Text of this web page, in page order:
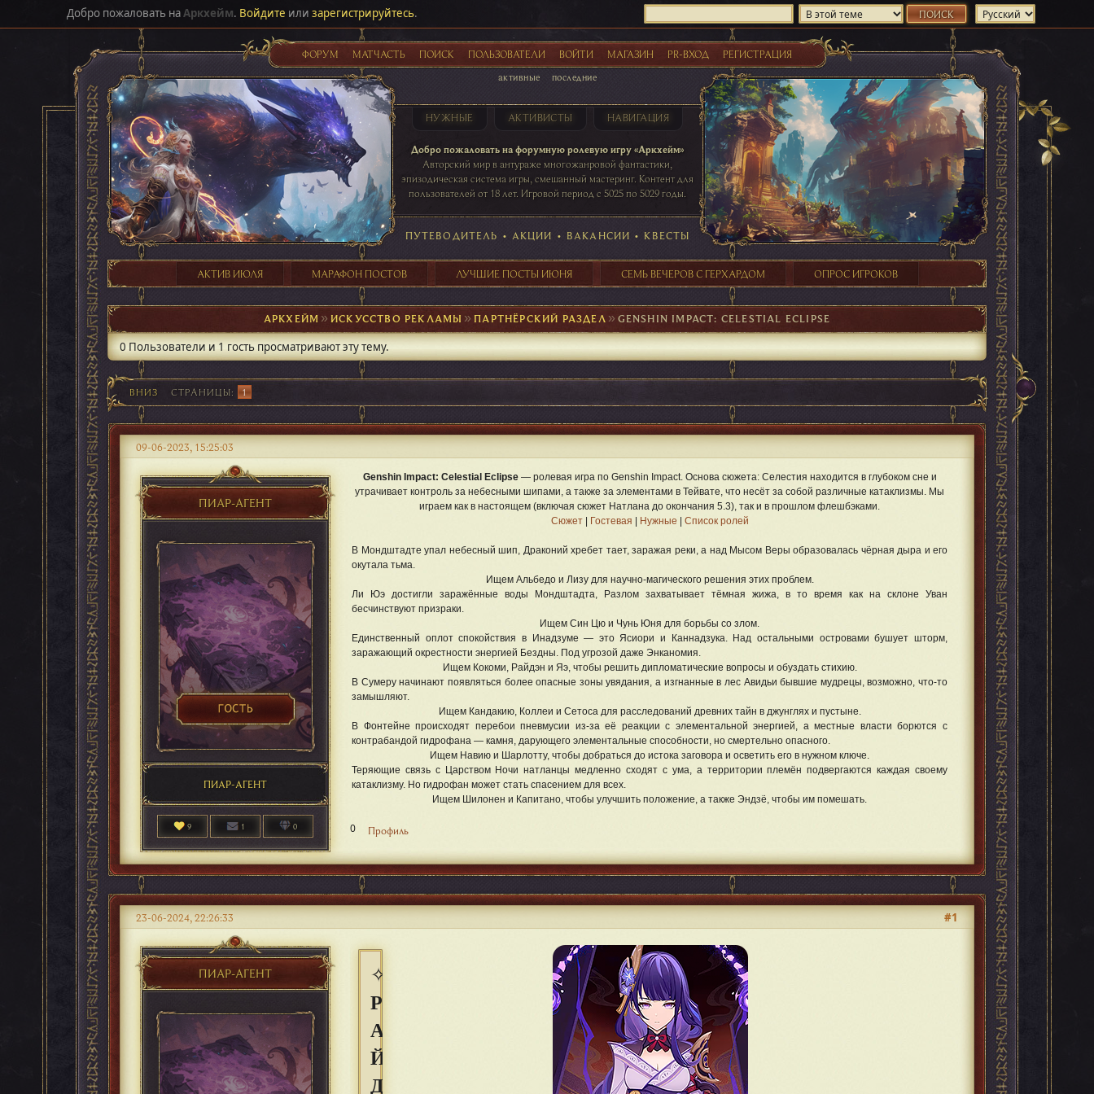
Добро пожаловать наАркхейм. Войдите или зарегистрируйтесь.
ФОРУМ МАТЧАСТЬ ПОИСК ПОЛЬЗОВАТЕЛИ ВОЙТИ МАГАЗИН PR-ВХОД РЕГИСТРАЦИЯ
активные последние
НУЖНЫЕ АКТИВИСТЫ НАВИГАЦИЯ
Добро пожаловать на форумную ролевую игру «Аркхейм»
Авторский мир в антураже многожанровой фантастики,
эпизодическая система игры, смешанный мастеринг. Контент для
пользователей от 18 лет. Игровой период с 5025 по 5029 годы.
таблице игровой активности
41 ПОСТОВ 31 ПОСТОВ 29 ПОСТОВ 24 ПОСТОВ
ПУТЕВОДИТЕЛЬ • АКЦИИ • ВАКАНСИИ • КВЕСТЫ
АКТИВ ИЮЛЯ МАРАФОН ПОСТОВ ЛУЧШИЕ ПОСТЫ ИЮНЯ СЕМЬ ВЕЧЕРОВ С ГЕРХАРДОМ ОПРОС ИГРОКОВ
АРКХЕЙМ ►ИСКУССТВО РЕКЛАМЫ ►ПАРТНЁРСКИЙ РАЗДЕЛ ►GENSHIN IMPACT: CELESTIAL ECLIPSE
0 Пользователи и 1 гость просматривают эту тему.
ВНИЗ СТРАНИЦЫ 1
ПИАР-АГЕНТ
ПИАР-АГЕНТ
9 1 0
09-06-2023, 15:25:03
Genshin Impact: Celestial Eclipse— ролевая игра по Genshin Impact. Основа сюжета: Селестия находится в глубоком сне и
утрачивает контроль за небесными шипами, а также за элементами в Тейвате, что несёт за собой различные катаклизмы. Мы
играем как в настоящем (включая сюжет Натлана до окончания 5.3), так и в прошлом флешбэками.
Сюжет| Гостевая Нужные Список ролей
В Мондштадте упал небесный шип, Драконий хребет тает, заражая реки, а над Мысом Веры образовалась чёрная дыра и его
окутала тьма.
Ищем Альбедо и Лизу для научно-магического решения этих проблем.
Ли Юэ достигли заражённые воды Мондштадта, Разлом захватывает тёмная жижа, в то время как на склоне Уван
бесчинствуют призраки.
Ищем Син Цю и Чунь Юня для борьбы со злом.
Единственный оплот спокойствия в Инадзуме — это Ясиори и Каннадзука. Над остальными островами бушует шторм,
заражающий окрестности энергией Бездны. Под угрозой даже Энканомия.
Ищем Кокоми, Райдэн и Яэ, чтобы решить дипломатические вопросы и обуздать стихию.
В Сумеру начинают появляться более опасные зоны увядания, а изгнанные в лес Авидьи бывшие мудрецы, возможно, что-то
замышляют.
Ищем Кандакию, Коллеи и Сетоса для расследований древних тайн в джунглях и пустыне.
В Фонтейне происходят перебои пневмусии из-за её реакции с элементальной энергией, а местные власти борются с
контрабандой гидрофана — камня, дарующего элементальные способности, но смертельно опасного.
Ищем Навию и Шарлотту, чтобы добраться до истока заговора и осветить его в нужном ключе.
Теряющие связь с Царством Ночи натланцы медленно сходят с ума, а территории племён подвергаются каждая своему
катаклизму. Но гидрофан может стать спасением для всех.
Ищем Шилонен и Капитано, чтобы улучшить положение, а также Эндзё, чтобы им помешать.
0 Профиль
ПИАР-АГЕНТ
#1
23-06-2024, 22:26:33
✧
Р
А
Й
Д